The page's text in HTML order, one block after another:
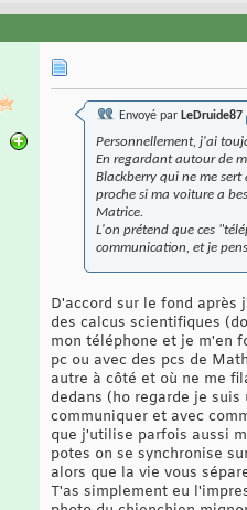
Envoyé par LeDruide87
Personnellement, j'ai
En regardant autour de
Blackberry qui ne me sert
proche si ma voiture a
Matrice.
L'on prétend que ces
communication, et je
D'accord sur le fond
des calcus scientifiques
mon téléphone et je m'en
pc ou avec des pcs de
autre à côté et où ne me
dedans (ho regarde je
communiquer et avec
que j'utilise parfois aussi
potes on se synchronise
alors que la vie vous
T'as simplement eu